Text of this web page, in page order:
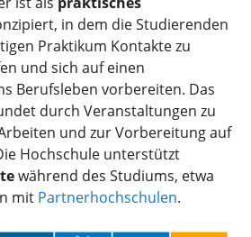
in dem die Studierenden
Praktikum Kontakte zu
und sich auf einen
Berufsleben vorbereiten. Das
durch Veranstaltungen zu
und zur Vorbereitung auf
Hochschule unterstützt
während des Studiums, etwa
mit Partnerhochschulen.